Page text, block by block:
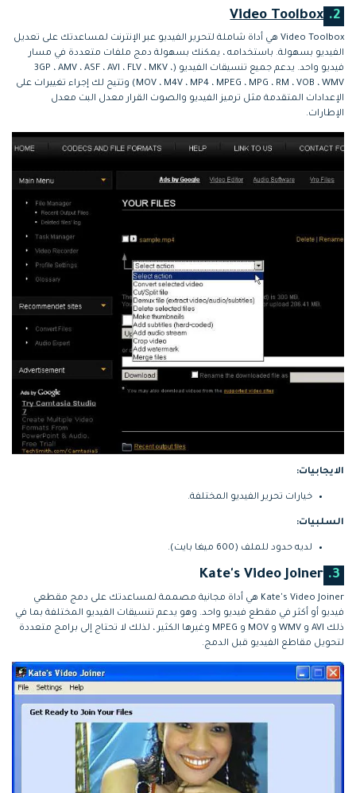
2.
Video Toolbox
Video Toolbox هي أداة شاملة لتحرير الفيديو عبر الإنترنت لمساعدتك على تعديل
الفيديو بسهولة. باستخدامه ، يمكنك بسهولة دمج ملفات متعددة في مسار
فيديو واحد. يدعم جميع تنسيقات الفيديو (3GP ، AMV ، ASF ، AVI ، FLV ، MKV ،
MOV ، M4V ، MP4 ، MPEG ، MPG ، RM ، VOB ، WMV) وتتيح لك إجراء تغييرات على
الإعدادات المتقدمة مثل ترميز الفيديو والصوت القرار معدل البت معدل
الإطارات.
الايجابيات:
خيارات تحرير الفيديو المختلفة.
السلبيات:
لديه حدود للملف (600 ميغا بايت).
3.
Kate's Video Joiner
Kate's Video Joiner هي أداة مجانية مصممة لمساعدتك على دمج مقطعي
فيديو أو أكثر في مقطع فيديو واحد. وهو يدعم تنسيقات الفيديو المختلفة بما في
ذلك AVI و WMV و MOV و MPEG وغيرها الكثير ، لذلك لا تحتاج إلى برامج متعددة
لتحويل مقاطع الفيديو قبل الدمج.